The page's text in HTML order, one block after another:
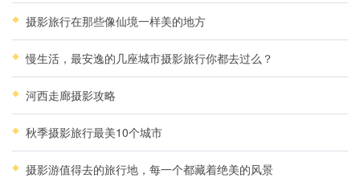
摄影旅行在那些像仙境一样美的地方
慢生活，最安逸的几座城市摄影旅行你都去过么？
河西走廊摄影攻略
秋季摄影旅行最美10个城市
摄影游值得去的旅行地，每一个都藏着绝美的风景